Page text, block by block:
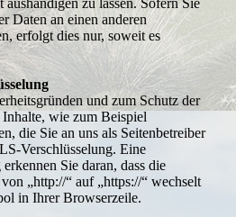
aushändigen zu lassen. Sofern Sie
Daten an einen anderen
erfolgt dies nur, soweit es
und zum Schutz der
wie zum Beispiel
die Sie an uns als Seitenbetreiber
Verschlüsselung. Eine
Sie daran, dass die
„http://“ auf „https://“ wechselt
in Ihrer Browserzeile.